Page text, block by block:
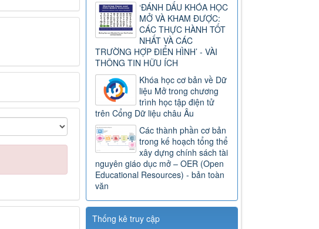
‘ĐÁNH DẤU KHÓA HỌC
MỞ VÀ KHAM ĐƯỢC:
CÁC THỰC HÀNH TỐT
NHẤT VÀ CÁC
TRƯỜNG HỢP ĐIỂN HÌNH’ - VÀI
THÔNG TIN HỮU ÍCH
Khóa học cơ bản về Dữ
liệu Mở trong chương
trình học tập điện tử
trên Cổng Dữ liệu châu Âu
Các thành phần cơ bản
trong kế hoạch tổng thể
xây dựng chính sách tài
nguyên giáo dục mở – OER (Open
Educational Resources) - bản toàn
văn
Thống kê truy cập